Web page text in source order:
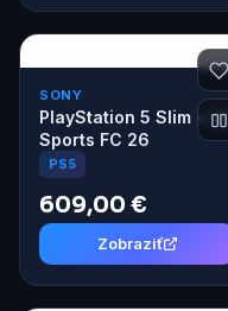
SONY
PlayStation 5 Slim + EA
Sports FC 26
PS5
609,00 €
Zobraziť